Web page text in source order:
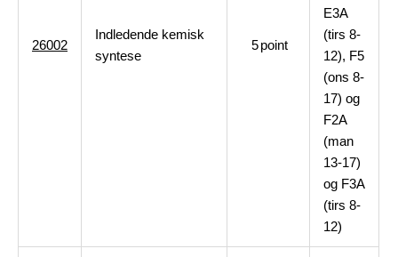
26002
Indledende kemisk
syntese
5point
E3A
(tirs 8-
12), F5
(ons 8-
17) og
F2A
(man
13-17)
og F3A
(tirs 8-
12)